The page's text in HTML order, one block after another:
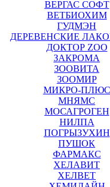
ВЕРГАС СОФТ
ВЕТБИОХИМ
ГУДМЭН
ДЕРЕВЕНСКИЕ
ДОКТОР ZOO
ЗАКРОМА
ЗООВИТА
ЗООМИР
МИКРО-ПЛЮС
МНЯМС
МОСАГРОГЕН
НИЛПА
ПОГРЫЗУХИН
ПУШОК
ФАРМАКС
ХЕЛАВИТ
ХЕЛВЕТ